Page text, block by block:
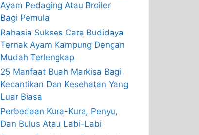
Ayam Pedaging Atau Broiler
Bagi Pemula
Rahasia Sukses Cara Budidaya
Ternak Ayam Kampung Dengan
Mudah Terlengkap
25 Manfaat Buah Markisa Bagi
Kecantikan Dan Kesehatan Yang
Luar Biasa
Perbedaan Kura-Kura, Penyu,
Dan Bulus Atau Labi-Labi